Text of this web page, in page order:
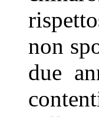
non
due